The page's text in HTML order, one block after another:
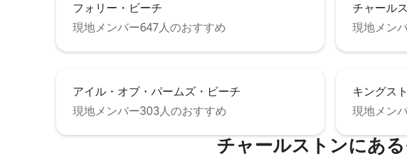
フォリー・ビーチ
現地メンバー647人のおすすめ
チャール
現地メン
アイル・オブ・パームズ・ビーチ
現地メンバー303人のおすすめ
キングス
現地メン
チャールストンにあ